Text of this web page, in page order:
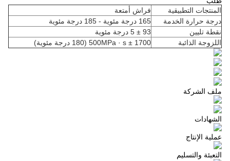
المنتجات التطبيقية
فراش أمتعة
درجة حرارة الخدمة
165 درجة مئوية - 185 درجة مئوية
نقطة تليين
93 ± 5 درجة مئوية
اللزوجة الذائبة
1700 ± 500MPa · s (180 درجة مئوية)
ملف الشركة
الشهادات
عملية الإنتاج
التعبئة والتسليم